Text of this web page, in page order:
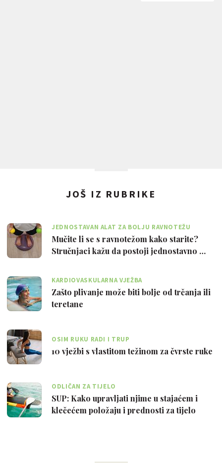
JOŠ IZ RUBRIKE
JEDNOSTAVAN ALAT ZA BOLJU RAVNOTEŽU
Mučite li se s ravnotežom kako starite?
Stručnjaci kažu da postoji jednostavno …
KARDIOVASKULARNA VJEŽBA
Zašto plivanje može biti bolje od trčanja ili
teretane
OSIM RUKU RADI I TRUP
10 vježbi s vlastitom težinom za čvrste ruke
ODLIČAN ZA TIJELO
SUP: Kako upravljati njime u stajaćem i
klečećem položaju i prednosti za tijelo